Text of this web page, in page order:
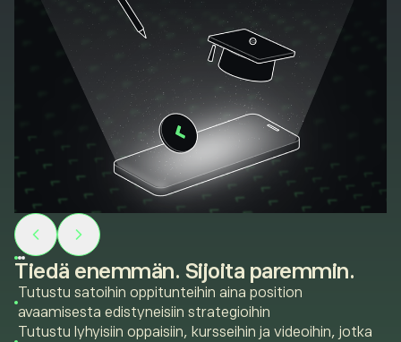
Tiedä enemmän. Sijoita paremmin.
Tutustu satoihin oppitunteihin aina position
avaamisesta edistyneisiin strategioihin
Tutustu lyhyisiin oppaisiin, kursseihin ja videoihin, jotka